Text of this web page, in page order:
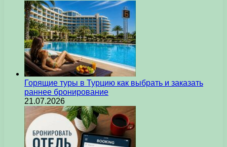
Горящие туры в Турцию как выбрать и заказать
раннее бронирование
21.07.2026